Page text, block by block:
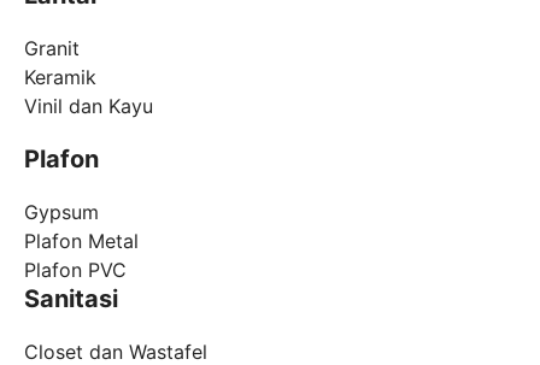
Granit
Keramik
Vinil dan Kayu
Plafon
Gypsum
Plafon Metal
Plafon PVC
Sanitasi
Closet dan Wastafel